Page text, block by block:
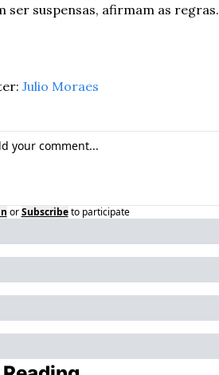
ser suspensas, afirmam as regras.
Julio Moraes
or Subscribe to participate